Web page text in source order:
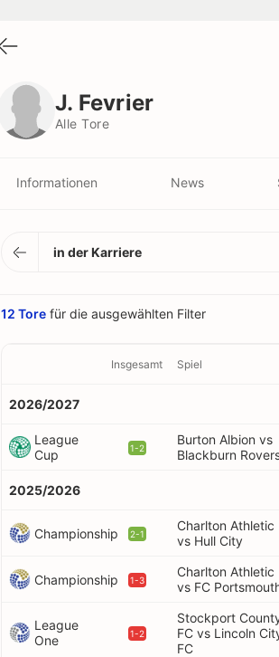
J. Fevrier
Alle Tore
Informationen News
in der Karriere
12 Tore für die ausgewählten Filter
Insgesamt Spiel
2026/2027
League
Cup
1-2
Burton Albion vs
Blackburn
2025/2026
Championship 2-1
Charlton Athletic
vs Hull City
Championship 1-3
Charlton Athletic
vs FC
League
One
1-2
Stockport
FC vs Lincoln
FC